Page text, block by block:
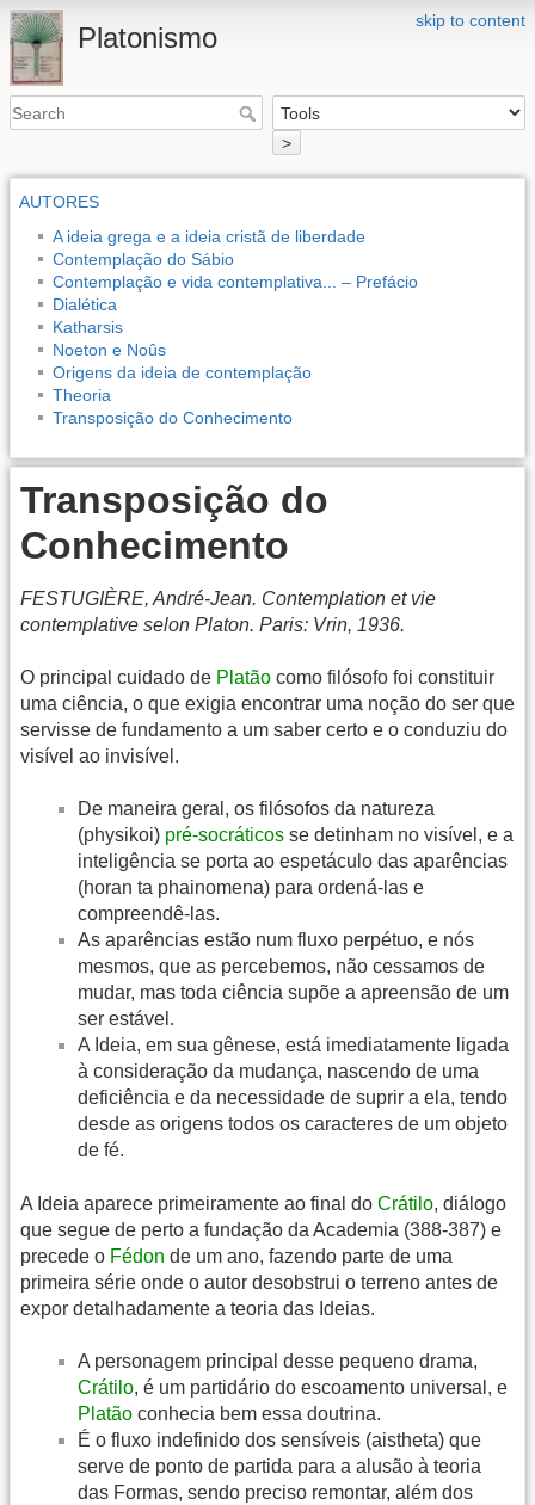
skip to content
Platonismo
>
AUTORES
A ideia grega e a ideia cristã de liberdade
Contemplação do Sábio
Contemplação e vida contemplativa... – Prefácio
Dialética
Katharsis
Noeton e Noûs
Origens da ideia de contemplação
Theoria
Transposição do Conhecimento
Transposição do
Conhecimento
FESTUGIÈRE, André-Jean. Contemplation et vie
contemplative selon Platon. Paris: Vrin, 1936.
O principal cuidado de Platão como filósofo foi constituir
uma ciência, o que exigia encontrar uma noção do ser que
servisse de fundamento a um saber certo e o conduziu do
visível ao invisível.
De maneira geral, os filósofos da natureza
(physikoi) pré-socráticos se detinham no visível, e a
inteligência se porta ao espetáculo das aparências
(horan ta phainomena) para ordená-las e
compreendê-las.
As aparências estão num fluxo perpétuo, e nós
mesmos, que as percebemos, não cessamos de
mudar, mas toda ciência supõe a apreensão de um
ser estável.
A Ideia, em sua gênese, está imediatamente ligada
à consideração da mudança, nascendo de uma
deficiência e da necessidade de suprir a ela, tendo
desde as origens todos os caracteres de um objeto
de fé.
A Ideia aparece primeiramente ao final do Crátilo, diálogo
que segue de perto a fundação da Academia (388-387) e
precede o Fédon de um ano, fazendo parte de uma
primeira série onde o autor desobstrui o terreno antes de
expor detalhadamente a teoria das Ideias.
A personagem principal desse pequeno drama,
Crátilo, é um partidário do escoamento universal, e
Platão conhecia bem essa doutrina.
É o fluxo indefinido dos sensíveis (aistheta) que
serve de ponto de partida para a alusão à teoria
das Formas, sendo preciso remontar, além dos